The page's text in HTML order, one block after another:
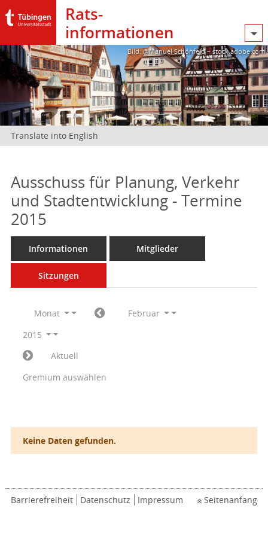
Rats­
informationen
Bild: @Manuel Schönfeld – stock.adobe.com
Translate into English
Ausschuss für Planung, Verkehr
und Stadtentwicklung - Termine
2015
Informationen Mitglieder
Sitzungen
Monat
Februar
2015
Aktuell
Gremium auswählen
Keine Daten gefunden.
Barrierefreiheit Datenschutz Impressum Seitenanfang